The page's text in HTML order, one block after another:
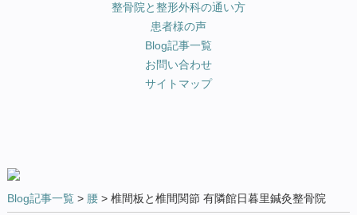
整骨院と整形外科の通い方
患者様の声
Blog記事一覧
お問い合わせ
サイトマップ
Blog記事一覧> 腰> 椎間板と椎間関節 有隣館日暮里鍼灸整骨院